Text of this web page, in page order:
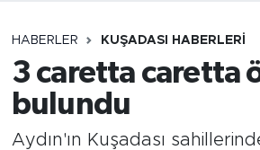
HABERLER KUŞADASI HABERLERI
3 caretta caretta
bulundu
Aydın'ın Kuşadası